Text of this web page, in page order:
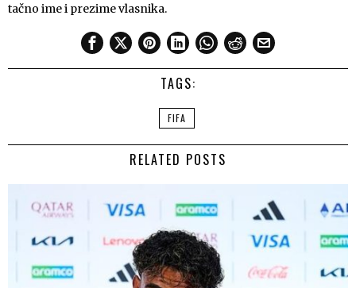
tačno ime i prezime vlasnika.
TAGS:
FIFA
RELATED POSTS